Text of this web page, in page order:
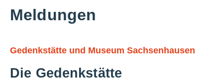
Meldungen
Gedenkstätte und Museum Sachsenhausen
Die Gedenkstätte